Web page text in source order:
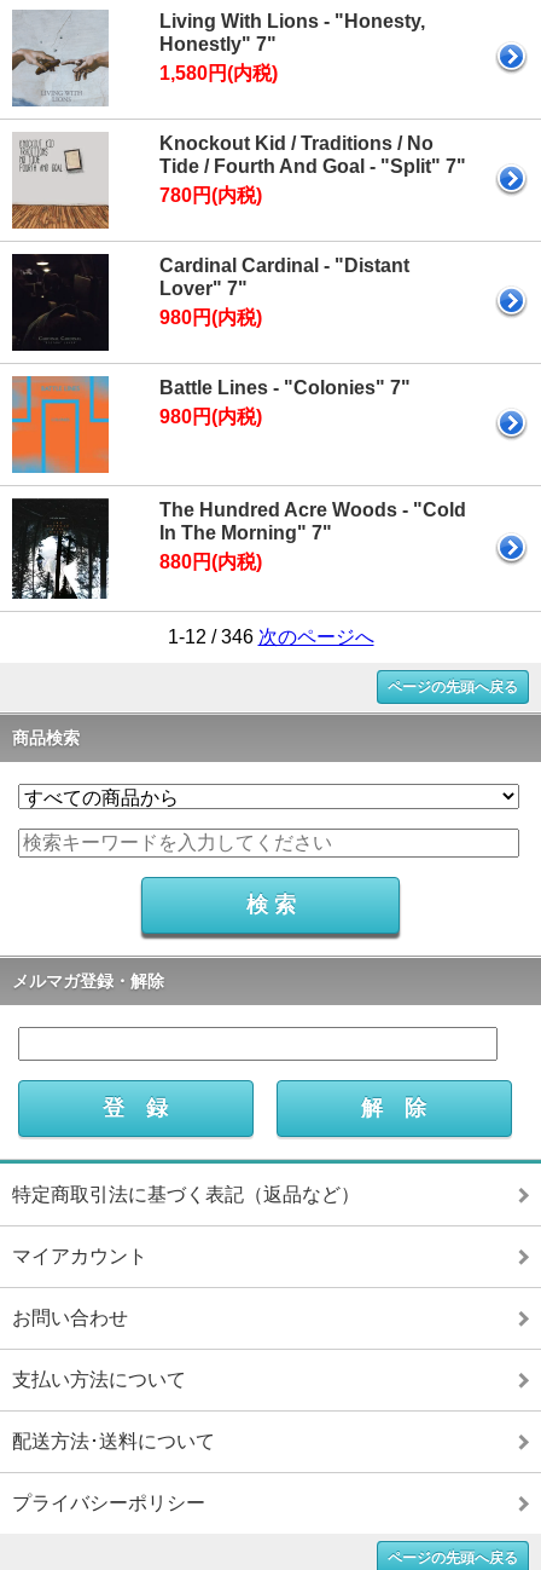
Living With Lions - "Honesty,
Honestly" 7"
1,580円(内税)
Knockout Kid / Traditions / No
Tide / Fourth And Goal - "Split" 7"
780円(内税)
Cardinal Cardinal - "Distant
Lover" 7"
980円(内税)
Battle Lines - "Colonies" 7"
980円(内税)
The Hundred Acre Woods - "Cold
In The Morning" 7"
880円(内税)
1-12 / 346 次のページへ
ページの先頭へ戻る
商品検索
メルマガ登録・解除
特定商取引法に基づく表記（返品など）
マイアカウント
お問い合わせ
支払い方法について
配送方法･送料について
プライバシーポリシー
ページの先頭へ戻る